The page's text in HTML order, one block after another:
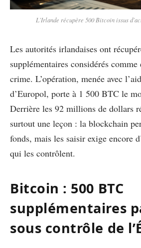
L'Irlande récupère 500 Bitcoin issus
Les autorités irlandaises ont
supplémentaires considérés
crime. L’opération, menée avec
d’Europol, porte à 1 500 BTC le
Derrière les 92 millions de dollars
surtout une leçon : la blockchain
fonds, mais les saisir exige encore
qui les contrôlent.
Bitcoin : 500 BTC
supplémentaires
sous contrôle de